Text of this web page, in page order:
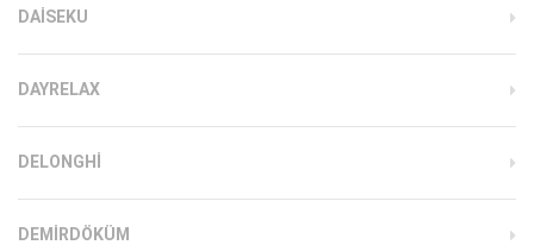
DAISEKU
DAYRELAX
DELONGHI
DEMIRDÖKÜM